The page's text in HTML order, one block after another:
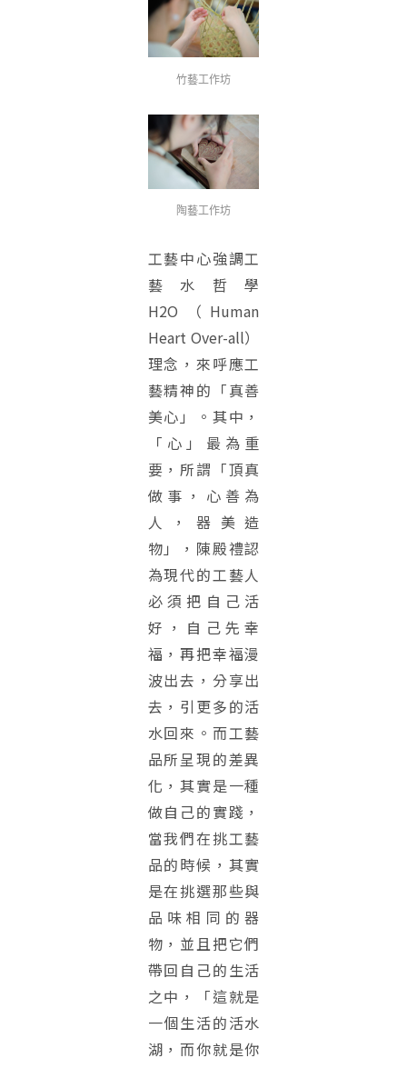
竹藝工作坊
陶藝工作坊
工藝中心強調工
藝水哲學
H2O（Human
Heart Over-all）
理念，來呼應工
藝精神的「真善
美心」。其中，
「心」最為重
要，所謂「頂真
做事，心善為
人，器美造
物」，陳殿禮認
為現代的工藝人
必須把自己活
好，自己先幸
福，再把幸福漫
波出去，分享出
去，引更多的活
水回來。而工藝
品所呈現的差異
化，其實是一種
做自己的實踐，
當我們在挑工藝
品的時候，其實
是在挑選那些與
品味相同的器
物，並且把它們
帶回自己的生活
之中，「這就是
一個生活的活水
湖，而你就是你